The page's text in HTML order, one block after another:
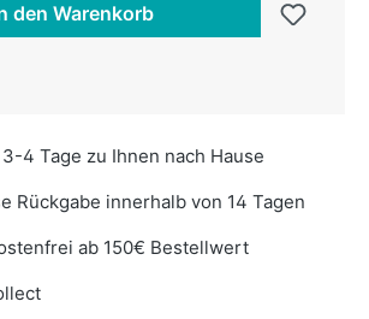
den Warenkorb
4 Tage zu Ihnen nach Hause
Rückgabe innerhalb von 14 Tagen
ab 150€ Bestellwert